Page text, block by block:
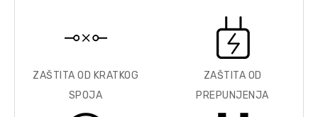
ZAŠTITA OD KRATKOG
SPOJA
ZAŠTITA OD
PREPUNJENJA